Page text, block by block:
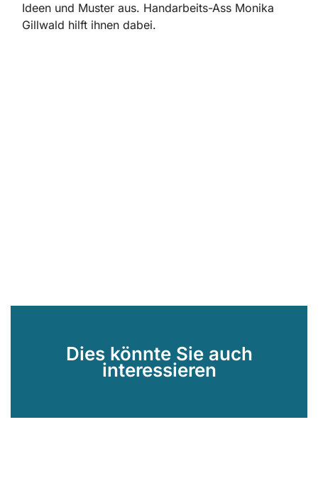
Ideen und Muster aus. Handarbeits-Ass Monika
Gillwald hilft ihnen dabei.
Dies könnte Sie auch
interessieren